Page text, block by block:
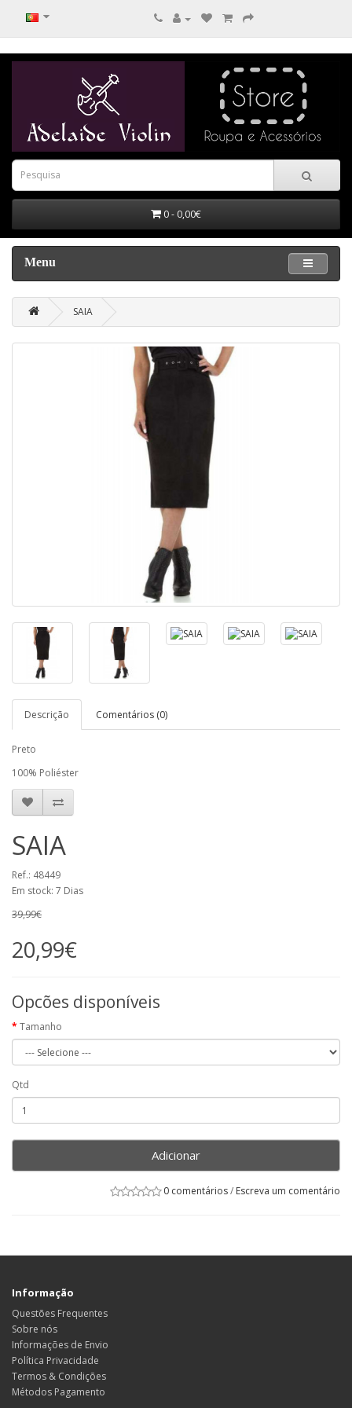
0 - 0,00€
Menu
SAIA
Descrição Comentários (0)
Preto
100% Poliéster
SAIA
Ref.: 48449
Em stock: 7 Dias
39,99€
20,99€
Opcões disponíveis
Tamanho
Qtd
Adicionar
0 comentários/ Escreva um comentário
Informação
Questões Frequentes
Sobre nós
Informações de Envio
Política Privacidade
Termos & Condições
Métodos Pagamento